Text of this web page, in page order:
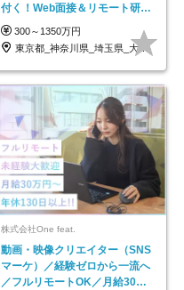
付く！Web面接＆リモート研修
も充実♪/a
300～1350万円
東京都_神奈川県_埼玉県_大阪府_愛知県…
株式会社One feat.
動画・映像クリエイター（SNS
マーケ）／経験ゼロから一流へ
／フルリモートOK／月給30万